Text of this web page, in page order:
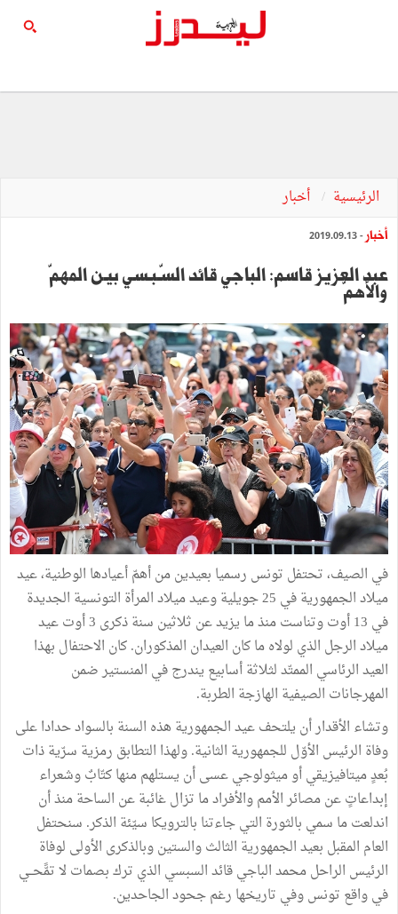
الرئيسية أخبار
أخبار - 2019.09.13
عبد العزيز قاسم: الباجي قائد السّـبـسي بيـن المهمّ
والأهمّ
في الصيف، تحتفل تونس رسميا بعيدين من أهمّ أعيادها الوطنية، عيد
ميلاد الجمهورية في 25 جويلية وعيد ميلاد المرأة التونسية الجديدة
في 13 أوت وتناست منذ ما يزيد عن ثلاثين سنة ذكرى 3 أوت عيد
ميلاد الرجل الذي لولاه ما كان العيدان المذكوران. كان الاحتفال بهذا
العيد الرئاسي الممتّد لثلاثة أسابيع يندرج في المنستير ضمن
المهرجانات الصيفية الهازجة الطربة.
وتشاء الأقدار أن يلتحف عيد الجمهورية هذه السنة بالسواد حدادا على
وفاة الرئيس الأوّل للجمهورية الثانية. ولهذا التطابق رمزية سرّية ذات
بُعدٍ ميتافيزيقي أو ميثولوجي عسى أن يستلهم منها كتّابٌ وشعراء
إبداعاتٍ عن مصائر الأمم والأفراد ما تزال غائبة عن الساحة منذ أن
اندلعت ما سمي بالثورة التي جاءتنا بالترويكا سيّئة الذكر. سنحتفل
العام المقبل بعيد الجمهورية الثالث والستين وبالذكرى الأولى لوفاة
الرئيس الراحل محمد الباجي قائد السبسي الذي ترك بصمات لا تمًّحــي
في واقع تونس وفي تاريخها رغم جحود الجاحدين.